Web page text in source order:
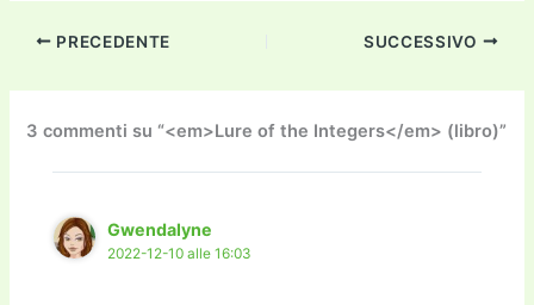
c
e
b
o
o
k
itt
er
ai
l
d
o
n
a
m
p
y
Li
n
k
k
e
dI
n
n
di
vi
di
PRECEDENTE SUCCESSIVO
3 commenti su “<em>Lure of the Integers</em> (libro)”
Gwendalyne
2022-12-10 alle 16:03